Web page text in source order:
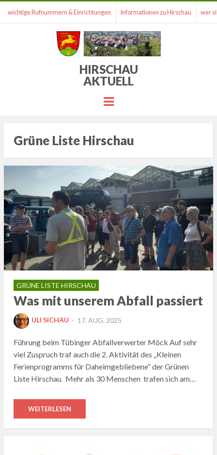
wichtige Rufnummern & Einrichtungen Informationen zu Hirschau wer
HIRSCHAU
AKTUELL
Menu
Grüne Liste Hirschau
GRÜNE LISTE HIRSCHAU
Was mit unserem Abfall passiert
ULI SICHAU
POSTED
17. AUG. 2025
Führung beim Tübinger Abfallverwerter Möck Auf sehr
viel Zuspruch traf auch die 2. Aktivität des „Kleinen
Ferienprogramms für Daheimgebliebene“ der Grünen
Liste Hirschau. Mehr als 30 Menschen trafen sich am…
WEITERLESEN